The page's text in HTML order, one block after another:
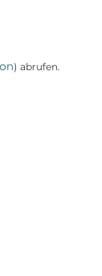
) abrufen.